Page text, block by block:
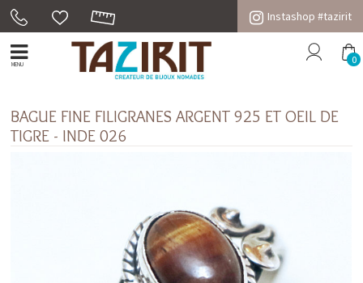
Instashop #tazirit
MENU 0
BAGUE FINE FILIGRANES ARGENT 925 ET OEIL DE
TIGRE - INDE 026